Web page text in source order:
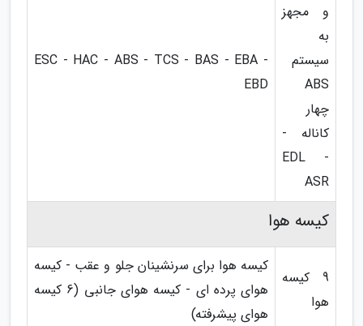
و مجهز
به
سیستم
ABS
چهار
کاناله -
EDL -
ASR
ESC - HAC - ABS - TCS - BAS - EBA -
EBD
کیسه هوا
9 کیسه
هوا
کیسه هوا برای سرنشینان جلو و عقب - کیسه
هوای پرده ای - کیسه هوای جانبی (6 کیسه
هوای پیشرفته)